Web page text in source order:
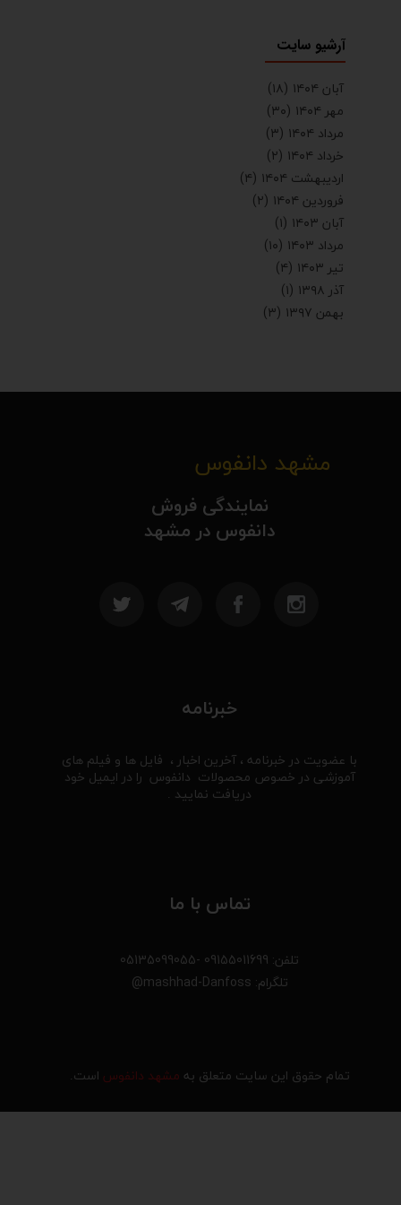
آرشیو سایت
آبان ۱۴۰۴
(۱۸)
مهر ۱۴۰۴
(۳۰)
مرداد ۱۴۰۴
(۳)
خرداد ۱۴۰۴
(۲)
اردیبهشت ۱۴۰۴
(۴)
فروردین ۱۴۰۴
(۲)
آبان ۱۴۰۳
(۱)
مرداد ۱۴۰۳
(۱۰)
تیر ۱۴۰۳
(۴)
آذر ۱۳۹۸
(۱)
بهمن ۱۳۹۷
(۳)
تمام حقوق این سایت متعلق به مشهد دانفوس است.
تماس با ما
تلفن: 09155011699 -05135099055
تلگرام: mashhad-Danfoss@
خبرنامه
با عضویت در خبرنامه ، آخرین اخبار ، فایل ها و فیلم های
آموزشی در خصوص محصولات دانفوس را در ایمیل خود
دریافت نمایید .
مشهد دانفوس
نمایندگی فروش
دانفوس در مشهد